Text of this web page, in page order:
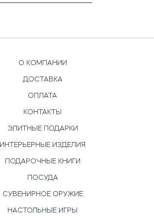
О КОМПАНИИ
ДОСТАВКА
ОПЛАТА
КОНТАКТЫ
ЭЛИТНЫЕ ПОДАРКИ
ИНТЕРЬЕРНЫЕ ИЗДЕЛИЯ
ПОДАРОЧНЫЕ КНИГИ
ПОСУДА
СУВЕНИРНОЕ ОРУЖИЕ
НАСТОЛЬНЫЕ ИГРЫ